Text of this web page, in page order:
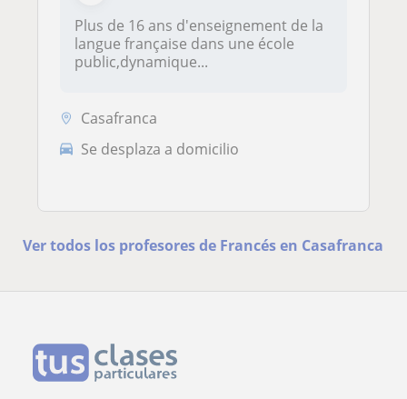
Plus de 16 ans d'enseignement de la
langue française dans une école
public,dynamique...
Casafranca
Se desplaza a domicilio
Ver todos los profesores de Francés en Casafranca